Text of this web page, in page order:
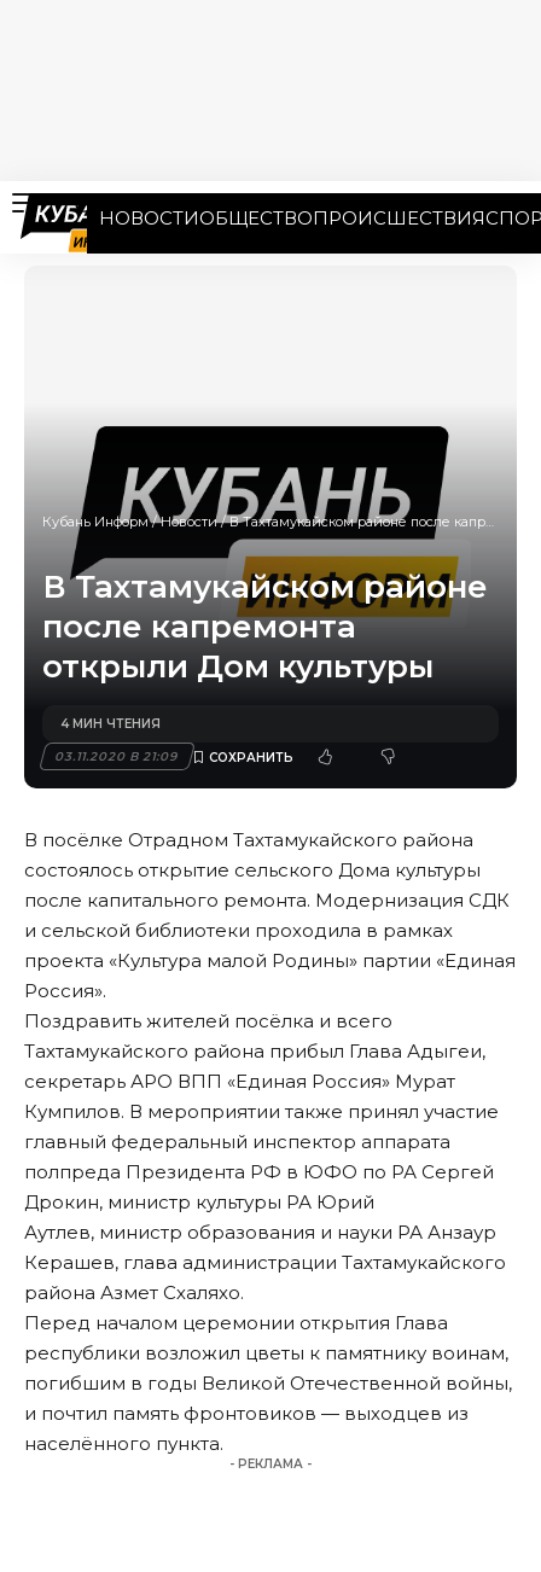
НОВОСТИОБЩЕСТВОПРОИСШЕСТВИЯ
Кубань Информ/Новости/В Тахтамукайском районе после капремонта открыли Дом культуры
В Тахтамукайском районе
после капремонта
открыли Дом культуры
03.11.2020 В 21:09
4 МИН ЧТЕНИЯ
В посёлке Отрадном Тахтамукайского района
состоялось открытие сельского Дома культуры
после капитального ремонта. Модернизация СДК
и сельской библиотеки проходила в рамках
проекта «Культура малой Родины» партии «Единая
Россия».
Поздравить жителей посёлка и всего
Тахтамукайского района прибыл Глава Адыгеи,
секретарь АРО ВПП «Единая Россия» Мурат
Кумпилов. В мероприятии также принял участие
главный федеральный инспектор аппарата
полпреда Президента РФ в ЮФО по РА Сергей
Дрокин, министр культуры РА Юрий
Аутлев, министр образования и науки РА Анзаур
Керашев, глава администрации Тахтамукайского
района Азмет Схаляхо.
Перед началом церемонии открытия Глава
республики возложил цветы к памятнику воинам,
погибшим в годы Великой Отечественной войны,
и почтил память фронтовиков — выходцев из
населённого пункта.
- РЕКЛАМА -